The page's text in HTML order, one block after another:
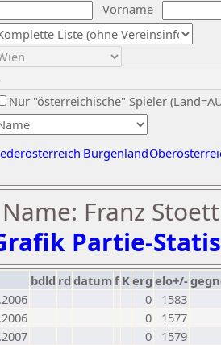
Vorname
Nur "österreichische" Spieler
Burgenland
Franz
Partie-
bdld rd datumf Kerg elo+/-
0
1583
0
1577
0
1579